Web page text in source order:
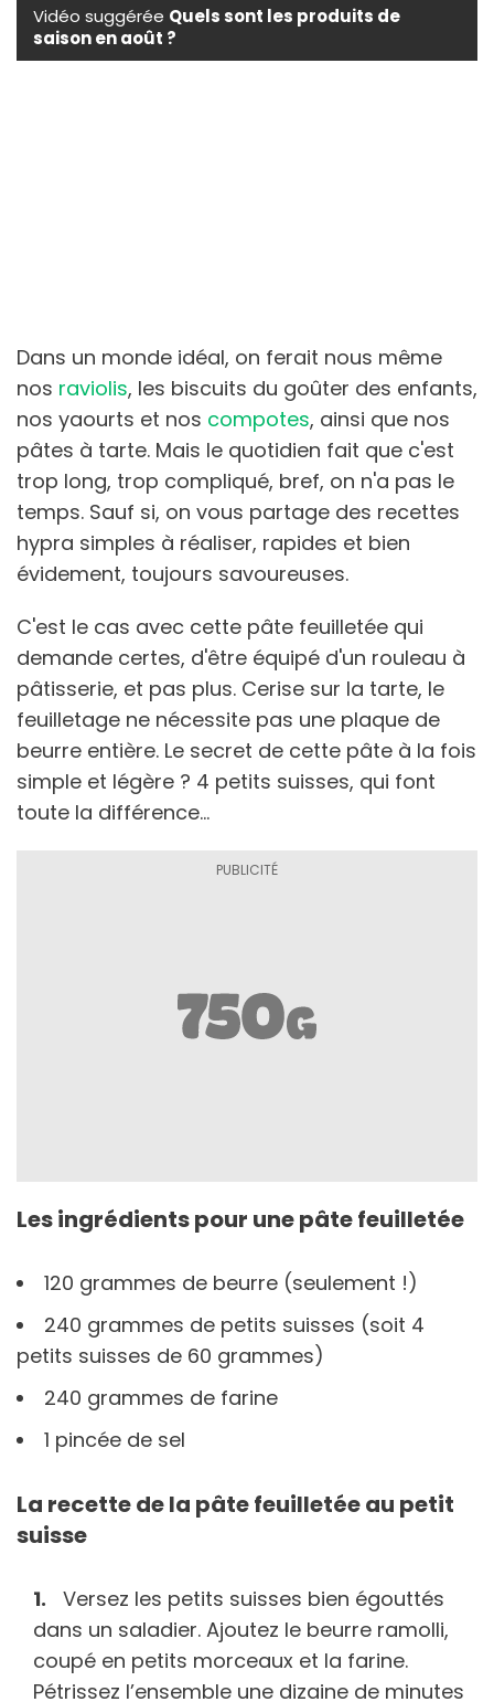
Vidéo suggérée Quels sont les produits de
saison en août ?
Dans un monde idéal, on ferait nous même
nos raviolis, les biscuits du goûter des enfants,
nos yaourts et nos compotes, ainsi que nos
pâtes à tarte. Mais le quotidien fait que c'est
trop long, trop compliqué, bref, on n'a pas le
temps. Sauf si, on vous partage des recettes
hypra simples à réaliser, rapides et bien
évidement, toujours savoureuses.
C'est le cas avec cette pâte feuilletée qui
demande certes, d'être équipé d'un rouleau à
pâtisserie, et pas plus. Cerise sur la tarte, le
feuilletage ne nécessite pas une plaque de
beurre entière. Le secret de cette pâte à la fois
simple et légère ? 4 petits suisses, qui font
toute la différence...
Les ingrédients pour une pâte feuilletée
120 grammes de beurre (seulement !)
240 grammes de petits suisses (soit 4
petits suisses de 60 grammes)
240 grammes de farine
1 pincée de sel
La recette de la pâte feuilletée au petit
suisse
Versez les petits suisses bien égouttés
dans un saladier. Ajoutez le beurre ramolli,
coupé en petits morceaux et la farine.
Pétrissez l’ensemble une dizaine de minutes